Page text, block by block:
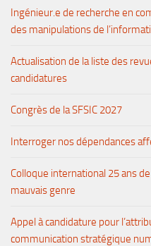
Ingénieur.e de recherche en
des manipulations de
Actualisation de la liste des
candidatures
Congrès de la SFSIC 2027
Interroger nos dépendances
Colloque international 25 ans
mauvais genre
Appel à candidature pour
communication stratégique